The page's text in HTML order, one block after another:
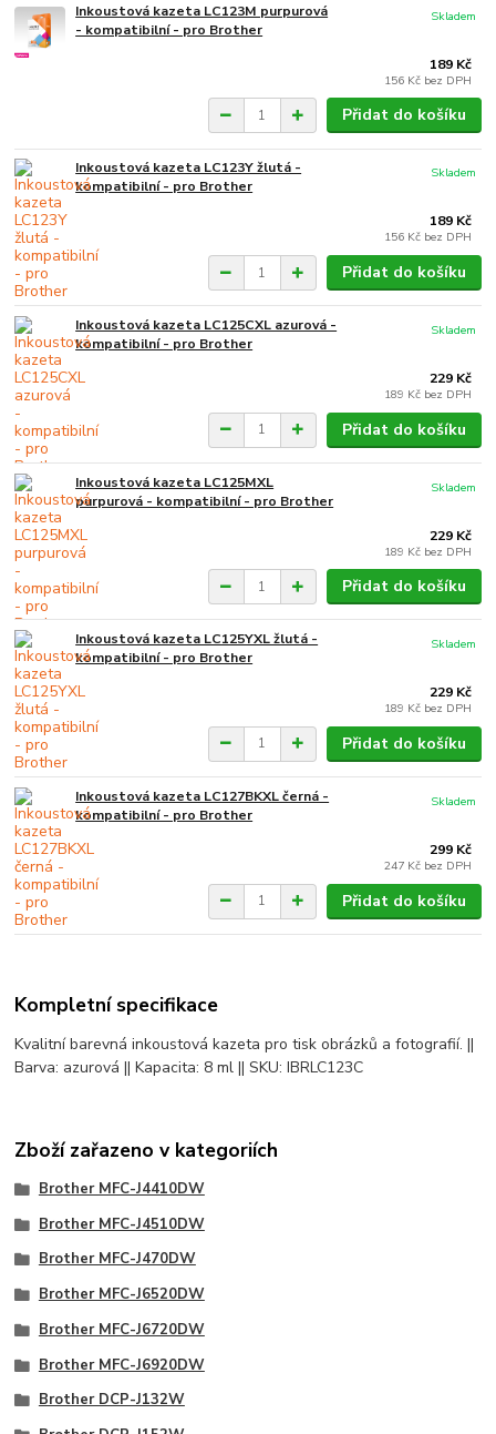
Inkoustová kazeta LC123M purpurová
- kompatibilní - pro Brother
189 Kč
156 Kč bez DPH
Skladem
Přidat do košíku
Inkoustová kazeta LC123Y žlutá -
kompatibilní - pro Brother
189 Kč
156 Kč bez DPH
Skladem
Přidat do košíku
Inkoustová kazeta LC125CXL azurová -
kompatibilní - pro Brother
229 Kč
189 Kč bez DPH
Skladem
Přidat do košíku
Inkoustová kazeta LC125MXL
purpurová - kompatibilní - pro Brother
229 Kč
189 Kč bez DPH
Skladem
Přidat do košíku
Inkoustová kazeta LC125YXL žlutá -
kompatibilní - pro Brother
229 Kč
189 Kč bez DPH
Skladem
Přidat do košíku
Inkoustová kazeta LC127BKXL černá -
kompatibilní - pro Brother
299 Kč
247 Kč bez DPH
Skladem
Přidat do košíku
Kompletní specifikace
Kvalitní barevná inkoustová kazeta pro tisk obrázků a fotografií. ||
Barva: azurová || Kapacita: 8 ml || SKU: IBRLC123C
Zboží zařazeno v kategoriích
Brother MFC-J4410DW
Brother MFC-J4510DW
Brother MFC-J470DW
Brother MFC-J6520DW
Brother MFC-J6720DW
Brother MFC-J6920DW
Brother DCP-J132W